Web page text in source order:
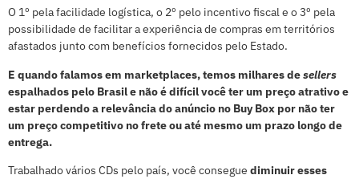
O 1º pela facilidade logística, o 2º pelo incentivo fiscal e o 3º pela
possibilidade de facilitar a experiência de compras em territórios
afastados junto com benefícios fornecidos pelo Estado.
E quando falamos em marketplaces, temos milhares desellers
espalhados pelo Brasil e não é difícil você ter um preço atrativo e
estar perdendo a relevância do anúncio no Buy Box por não ter
um preço competitivo no frete ou até mesmo um prazo longo de
entrega.
Trabalhado vários CDs pelo país, você consegue diminuir esses